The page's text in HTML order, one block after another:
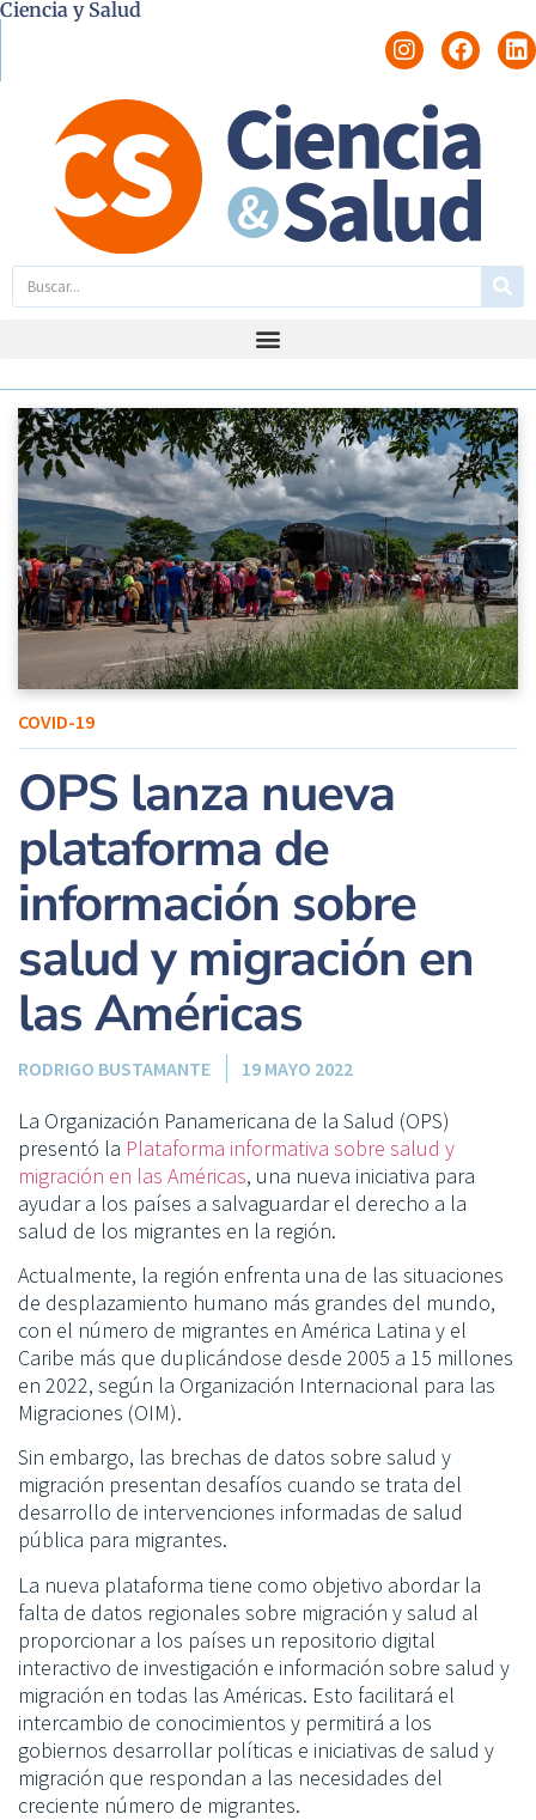
Ciencia y Salud
COVID-19
OPS lanza nueva
plataforma de
información sobre
salud y migración en
las Américas
RODRIGO BUSTAMANTE 19 MAYO 2022
La Organización Panamericana de la Salud (OPS)
presentó la Plataforma informativa sobre salud y
migración en las Américas, una nueva iniciativa para
ayudar a los países a salvaguardar el derecho a la
salud de los migrantes en la región.
Actualmente, la región enfrenta una de las situaciones
de desplazamiento humano más grandes del mundo,
con el número de migrantes en América Latina y el
Caribe más que duplicándose desde 2005 a 15 millones
en 2022, según la Organización Internacional para las
Migraciones (OIM).
Sin embargo, las brechas de datos sobre salud y
migración presentan desafíos cuando se trata del
desarrollo de intervenciones informadas de salud
pública para migrantes.
La nueva plataforma tiene como objetivo abordar la
falta de datos regionales sobre migración y salud al
proporcionar a los países un repositorio digital
interactivo de investigación e información sobre salud y
migración en todas las Américas. Esto facilitará el
intercambio de conocimientos y permitirá a los
gobiernos desarrollar políticas e iniciativas de salud y
migración que respondan a las necesidades del
creciente número de migrantes.